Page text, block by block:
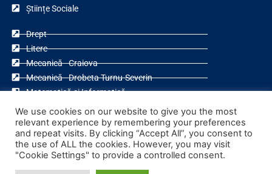
Științe Sociale
Drept
Litere
Mecanică - Craiova
Mecanică - Drobeta Turnu-Severin
Matematică și Informatică
Teologie Ortodoxă
F
a
Y
We use cookies on our website to give you the most
relevant experience by remembering your preferences
and repeat visits. By clicking “Accept All”, you consent to
the use of ALL the cookies. However, you may visit
"Cookie Settings" to provide a controlled consent.